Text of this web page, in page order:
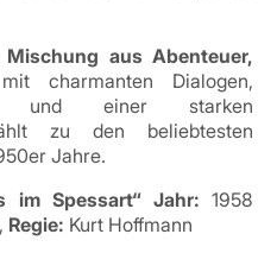
aus Abenteuer,
charmanten Dialogen,
und einer starken
zu den beliebtesten
Jahre.
im Spessart“ Jahr: 1958
Regie: Kurt Hoffmann